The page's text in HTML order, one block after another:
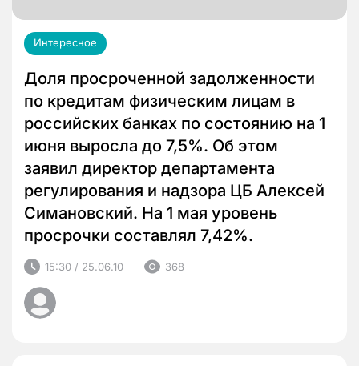
Интересное
Доля просроченной задолженности
по кредитам физическим лицам в
российских банках по состоянию на 1
июня выросла до 7,5%. Об этом
заявил директор департамента
регулирования и надзора ЦБ Алексей
Симановский. На 1 мая уровень
просрочки составлял 7,42%.
15:30 / 25.06.10 368